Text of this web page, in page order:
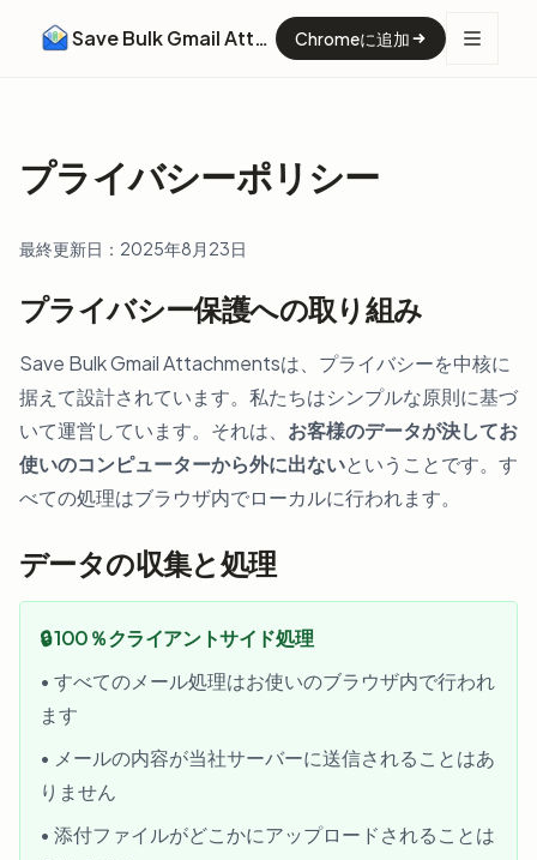
Save Bulk Gmail Attachments Chromeに追加
プライバシーポリシー
最終更新日：2025年8月23日
プライバシー保護への取り組み
Save Bulk Gmail Attachmentsは、プライバシーを中核に
据えて設計されています。私たちはシンプルな原則に基づ
いて運営しています。それは、 お客様のデータが決してお
使いのコンピューターから外に出ないということです。す
べての処理はブラウザ内でローカルに行われます。
データの収集と処理
🔒 100％クライアントサイド処理
• すべてのメール処理はお使いのブラウザ内で行われ
ます
• メールの内容が当社サーバーに送信されることはあ
りません
• 添付ファイルがどこかにアップロードされることは